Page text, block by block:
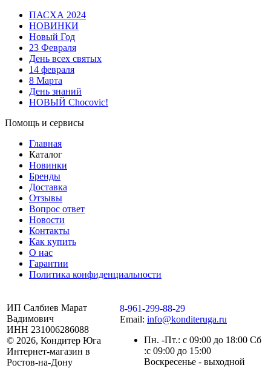
ПАСХА 2024
НОВИНКИ
Новый Год
23 Февраля
День всех святых
14 февраля
8 Марта
День знаний
НОВЫЙ Chocovic!
Помощь и сервисы
Главная
Каталог
Новинки
Бренды
Доставка
Отзывы
Вопрос ответ
Новости
Контакты
Как купить
О нас
Гарантии
Политика конфиденциальности
ИП Салбиев Марат
Вадимович
ИНН 231006286088
© 2026, Кондитер Юга
Интернет-магазин в
Ростов-на-Дону
8-961-299-88-29
Email: info@konditeruga.ru
Пн. -Пт.: с 09:00 до 18:00 Сб
:с 09:00 до 15:00
Воскресенье - выходной